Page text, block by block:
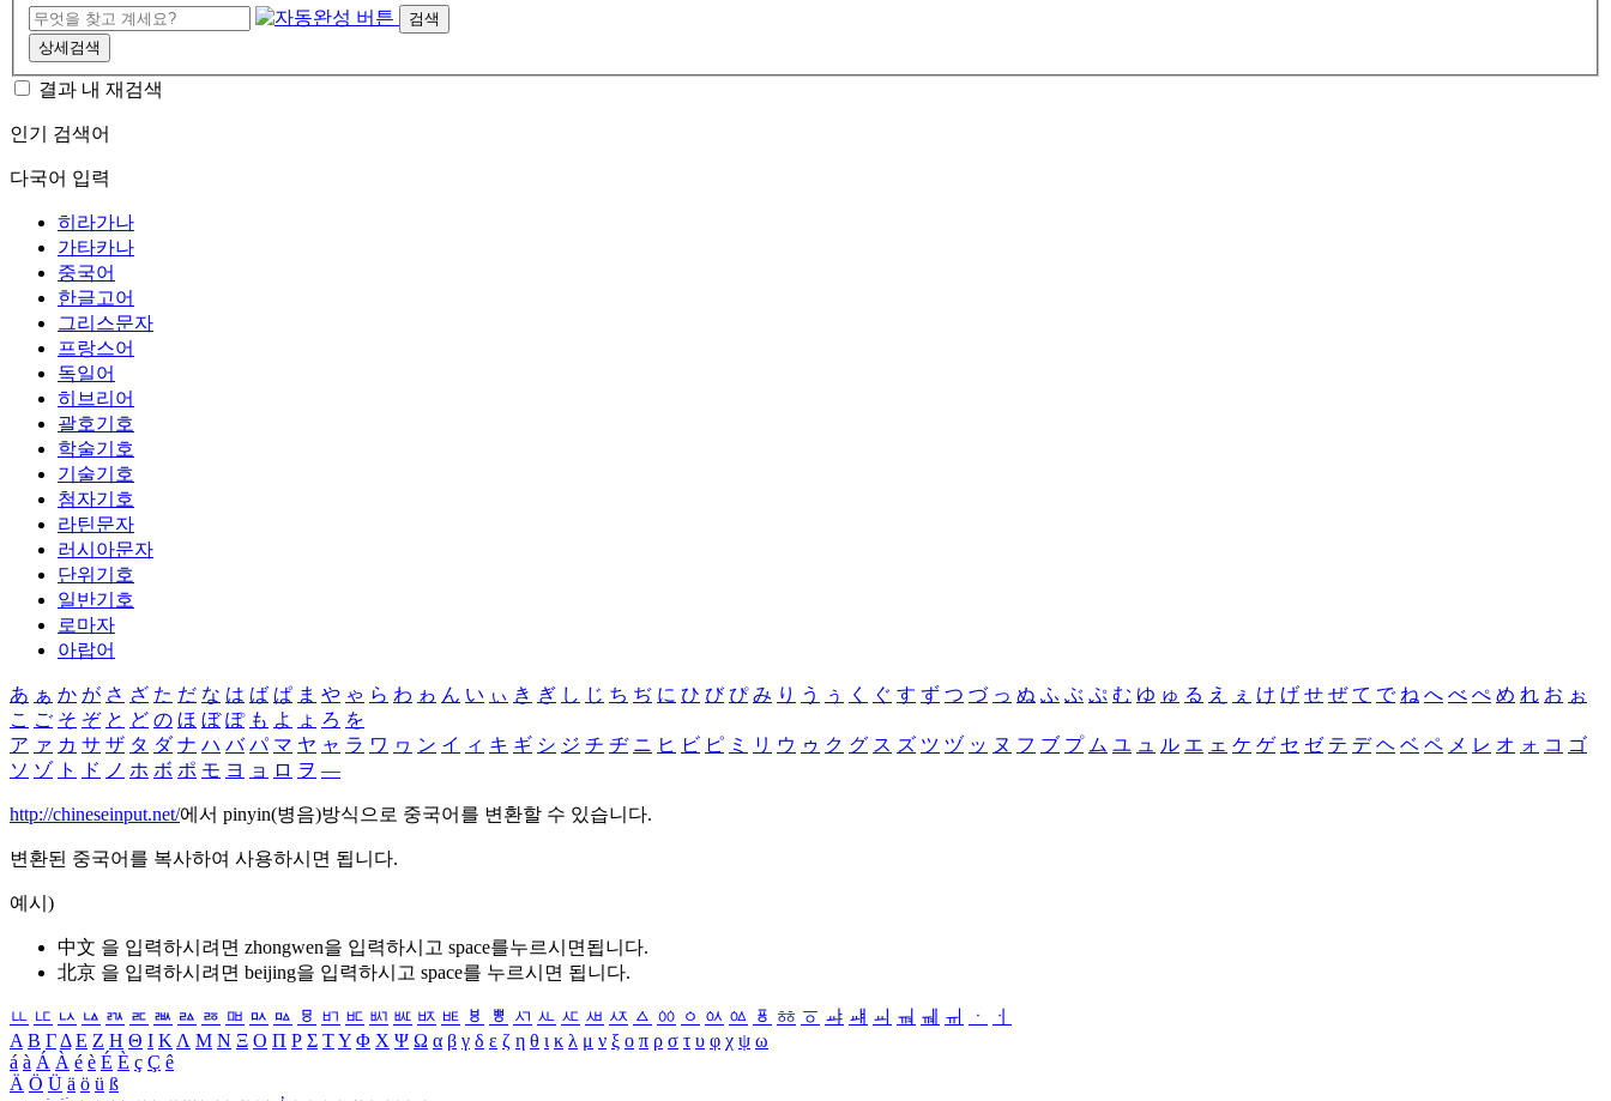
검색
상세검색
결과 내 재검색
인기 검색어
다국어 입력
히라가나
가타카나
중국어
한글고어
그리스문자
프랑스어
독일어
히브리어
괄호기호
학술기호
기술기호
첨자기호
라틴문자
러시아문자
단위기호
일반기호
로마자
아랍어
あ ぁ か が さ ざ た だ な は ば ぱ ま や ゃ ら わ ゎ ん い ぃ き ぎ し じ ち ぢ に ひ び ぴ み り う ぅ く ぐ す ず つ づ っ ぬ ふ ぶ ぷ む ゆ ゅ る え ぇ け げ せ ぜ て で ね へ べ ぺ め れ お ぉ
こ ご そ ぞ と ど の ほ ぼ ぽ も よ ょ ろ を
ア ァ カ サ ザ タ ダ ナ ハ バ パ マ ヤ ャ ラ ワ ヮ ン イ ィ キ ギ シ ジ チ ヂ ニ ヒ ビ ピ ミ リ ウ ゥ ク グ ス ズ ツ ヅ ッ ヌ フ ブ プ ム ユ ュ ル エ ェ ケ ゲ セ ゼ テ デ ヘ ベ ペ メ レ オ ォ コ ゴ
ソ ゾ ト ド ノ ホ ボ ポ モ ヨ ョ ロ ヲ ―
http://chineseinput.net/에서 pinyin(병음)방식으로 중국어를 변환할 수 있습니다.
변환된 중국어를 복사하여 사용하시면 됩니다.
예시)
中文 을 입력하시려면 zhongwen을 입력하시고 space를누르시면됩니다.
北京 을 입력하시려면 beijing을 입력하시고 space를 누르시면 됩니다.
ㅥ ㅦ ㅧ ㅨ ㅩ ㅪ ㅫ ㅬ ㅭ ㅮ ㅯ ㅰ ㅱ ㅲ ㅳ ㅴ ㅵ ㅶ ㅷ ㅸ ㅹ ㅺ ㅻ ㅼ ㅽ ㅾ ㅿ ㆀ ㆁ ㆂ ㆃ ㆄ ㆅ ㆆ ㆇ ㆈ ㆉ ㆊ ㆋ ㆌ ㆍ
ㆎ
Α Β ΓΔ Ε Ζ Η Θ Ι ΚΛ Μ Ν Ξ Ο Π Ρ Σ ΤΥ Φ Χ Ψ Ω α β γ δ ε ζ η θ ι κ λ μ ν ξ ο π ρ σ τ υ φ χ ψ ω
á à Á À é è É È ç Ç ê
Ä Ö Ü ä ö ü ß